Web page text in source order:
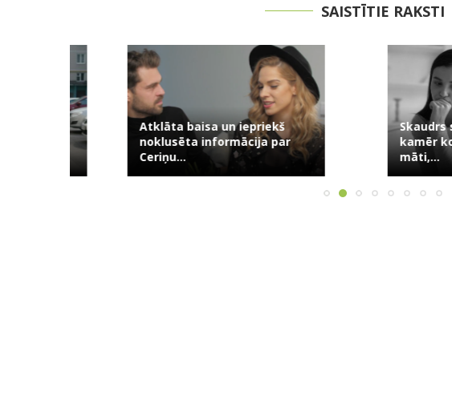
SAISTĪTIE RAKSTI
Atklāta baisa un iepriekš
noklusēta informācija par
Ceriņu...
Skaudrs sievietes stāsts:
kamēr kopu savu nevarīgo
māti,...